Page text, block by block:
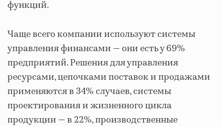
функций.
Чаще всего компании используют системы
управления финансами — они есть у 69%
предприятий. Решения для управления
ресурсами, цепочками поставок и продажами
применяются в 34% случаев, системы
проектирования и жизненного цикла
продукции — в 22%, производственные